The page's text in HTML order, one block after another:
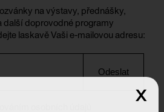
na výstavy, přednášky,
další doprovodné programy
laskavě Vaši e-mailovou adresu:
Odeslat
x